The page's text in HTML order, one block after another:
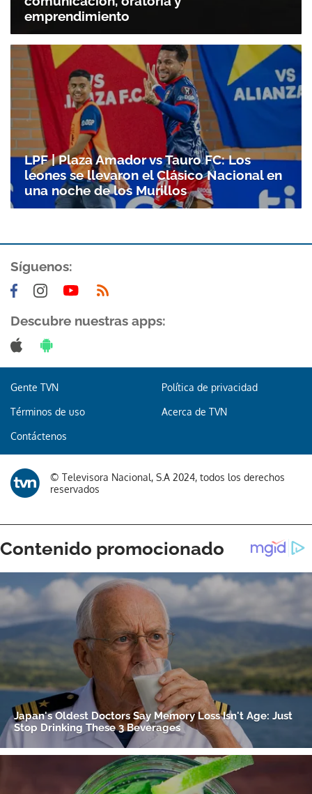
emprendimiento
LPF | Plaza Amador vs Tauro FC: Los
leones se llevaron el Clásico Nacional en
una noche de los Murillos
Síguenos:
Descubre nuestras apps:
Gente TVN Política de privacidad
Términos de uso Acerca de TVN
Contáctenos
© Televisora Nacional, S.A 2024, todos los derechos
reservados